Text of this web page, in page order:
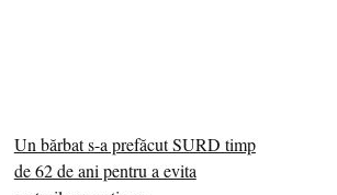
Un bărbat s-a prefăcut SURD timp
de 62 de ani pentru a evita